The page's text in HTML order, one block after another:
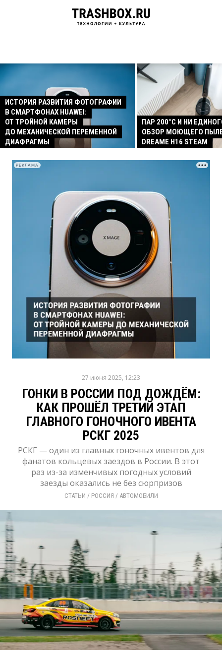
ИСТОРИЯ РАЗВИТИЯ ФОТОГРАФИИ
В СМАРТФОНАХ HUAWEI:
ОТ ТРОЙНОЙ КАМЕРЫ
ДО МЕХАНИЧЕСКОЙ ПЕРЕМЕННОЙ
ДИАФРАГМЫ
ПАР 200°C И НИ
ОБЗОР МОЮЩЕГО
DREAME H16 STEAM
РЕКЛАМА
27 июня 2025, 12:23
ГОНКИ В РОССИИ ПОД ДОЖДЁМ:
КАК ПРОШЁЛ ТРЕТИЙ ЭТАП
ГЛАВНОГО ГОНОЧНОГО ИВЕНТА
РСКГ 2025
РСКГ — один из главных гоночных ивентов для
фанатов кольцевых заездов в России. В этот
раз из-за изменчивых погодных условий
заезды оказались не без сюрпризов
СТАТЬИ / РОССИЯ / АВТОМОБИЛИ